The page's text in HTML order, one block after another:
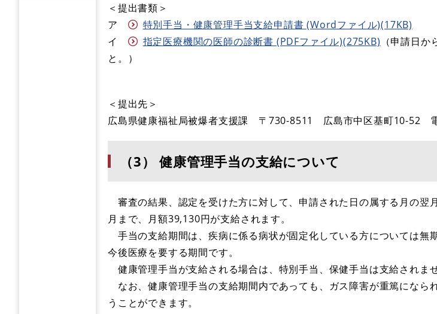
＜提出書類＞
ア
特別手当・健康管理手当支給申請書 (Wordファイル)(17KB)
イ
指定医療機関の医師の診断書 (PDFファイル)(275KB) （申請日
と。）
＜提出先＞
広島県健康福祉局被爆者支援課 〒730-8511 広島市中区基町10-52
（3） 健康管理手当の支給について
審査の結果、認定を受けた方に対して、申請された日の属する月の翌
月まで、月額39,130円が支給されます。
手当の支給期間は、疾病に係る病状が固定化している方については無
今後医療を要する期間です。
健康管理手当が支給される場合は、特別手当、保健手当は支給されませ
なお、健康管理手当の支給期間内であっても、ガス障害が重篤になら
うことができます。